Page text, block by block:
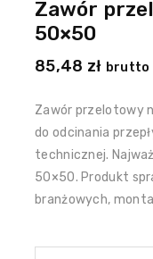
Zawór
50×50
85,48 zł brutto
Zawór przelotowy
do odcinania
technicznej.
50×50. Produkt
branżowych,